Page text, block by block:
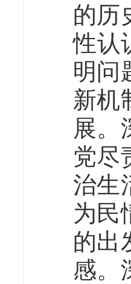
的历
性认
明问
新机
展。
党尽
治生
为民
的出
感。